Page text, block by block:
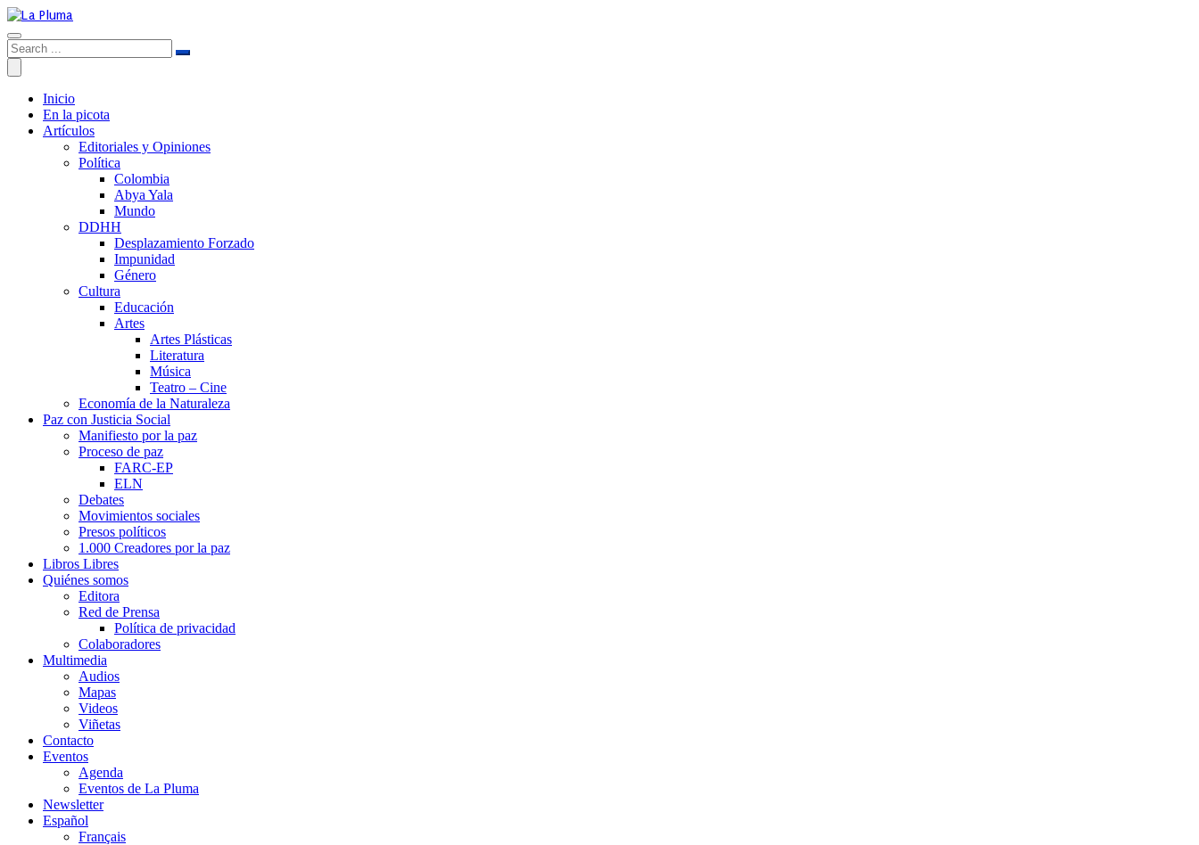
Inicio
En la picota
Artículos
Editoriales y Opiniones
Política
Colombia
Abya Yala
Mundo
DDHH
Desplazamiento Forzado
Impunidad
Género
Cultura
Educación
Artes
Artes Plásticas
Literatura
Música
Teatro – Cine
Economía de la Naturaleza
Paz con Justicia Social
Manifiesto por la paz
Proceso de paz
FARC-EP
ELN
Debates
Movimientos sociales
Presos políticos
1.000 Creadores por la paz
Libros Libres
Quiénes somos
Editora
Red de Prensa
Política de privacidad
Colaboradores
Multimedia
Audios
Mapas
Videos
Viñetas
Contacto
Eventos
Agenda
Eventos de La Pluma
Newsletter
Español
Français